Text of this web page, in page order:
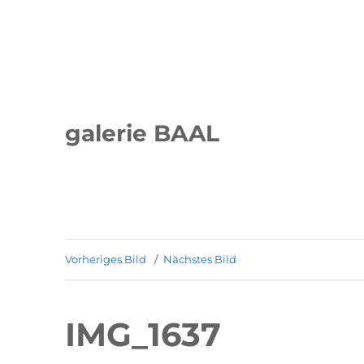
galerie BAAL
Vorheriges Bild Nächstes Bild
IMG_1637